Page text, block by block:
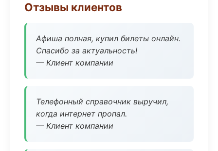
Отзывы клиентов
Афиша полная, купил билеты онлайн.
Спасибо за актуальность!
— Клиент компании
Телефонный справочник выручил,
когда интернет пропал.
— Клиент компании